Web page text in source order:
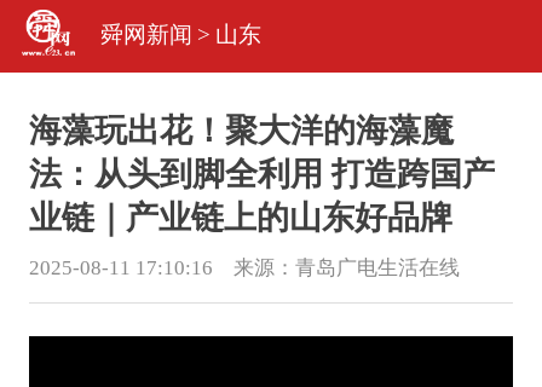
舜网新闻 > 山东
海藻玩出花！聚大洋的海藻魔
法：从头到脚全利用 打造跨国产
业链｜产业链上的山东好品牌
2025-08-11 17:10:16 来源： 青岛广电生活在线